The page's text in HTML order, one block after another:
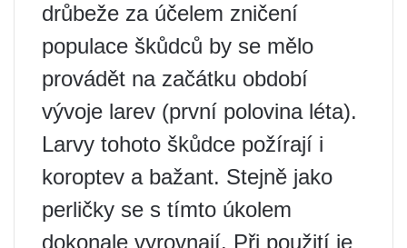
drůbeže za účelem zničení
populace škůdců by se mělo
provádět na začátku období
vývoje larev (první polovina léta).
Larvy tohoto škůdce požírají i
koroptev a bažant. Stejně jako
perličky se s tímto úkolem
dokonale vyrovnají. Při použití je